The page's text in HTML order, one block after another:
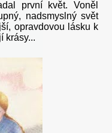
první květ. Voněl
nadsmyslný svět
opravdovou lásku k
krásy...